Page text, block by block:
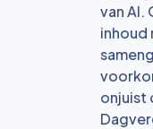
van AI.
inhoud
onjuist